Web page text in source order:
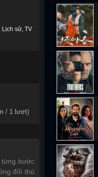
Lịch sử TV
/ 1lượt)
từng bước
đối thủ